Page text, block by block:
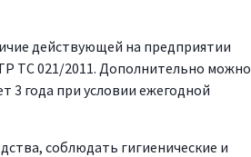
действующей на предприятии
ТС 021/2011. Дополнительно можно
года при условии ежегодной
соблюдать гигиенические и